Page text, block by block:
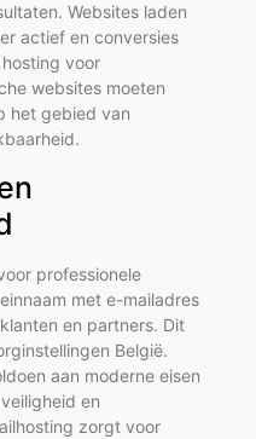
Websites laden
actief en conversies
voor
websites moeten
het gebied van
professionele
met e-mailadres
en partners. Dit
België.
aan moderne eisen
en
zorgt voor